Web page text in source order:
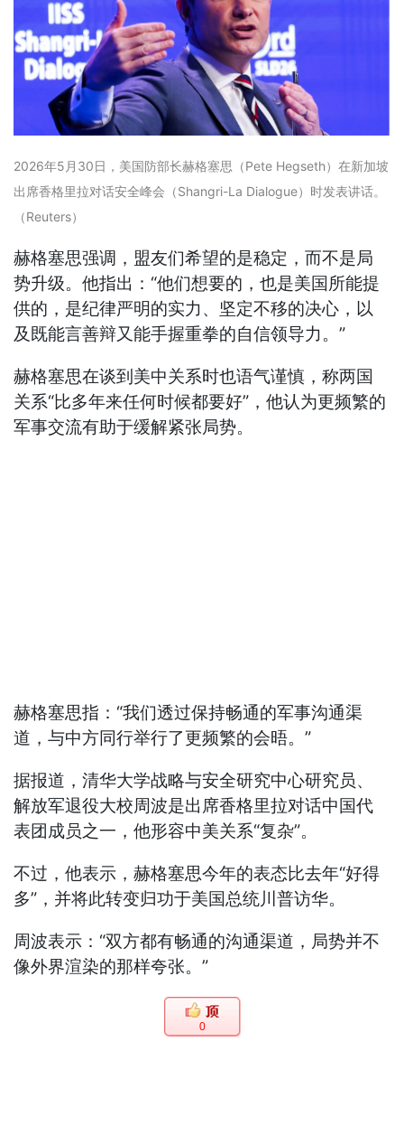
2026年5月30日，美国防部长赫格塞思（Pete Hegseth）在新加坡
出席香格里拉对话安全峰会（Shangri-La Dialogue）时发表讲话。
（Reuters）
赫格塞思强调，盟友们希望的是稳定，而不是局
势升级。他指出：“他们想要的，也是美国所能提
供的，是纪律严明的实力、坚定不移的决心，以
及既能言善辩又能手握重拳的自信领导力。”
赫格塞思在谈到美中关系时也语气谨慎，称两国
关系“比多年来任何时候都要好”，他认为更频繁的
军事交流有助于缓解紧张局势。
赫格塞思指：“我们透过保持畅通的军事沟通渠
道，与中方同行举行了更频繁的会晤。”
据报道，清华大学战略与安全研究中心研究员、
解放军退役大校周波是出席香格里拉对话中国代
表团成员之一，他形容中美关系“复杂”。
不过，他表示，赫格塞思今年的表态比去年“好得
多”，并将此转变归功于美国总统川普访华。
周波表示：“双方都有畅通的沟通渠道，局势并不
像外界渲染的那样夸张。”
0